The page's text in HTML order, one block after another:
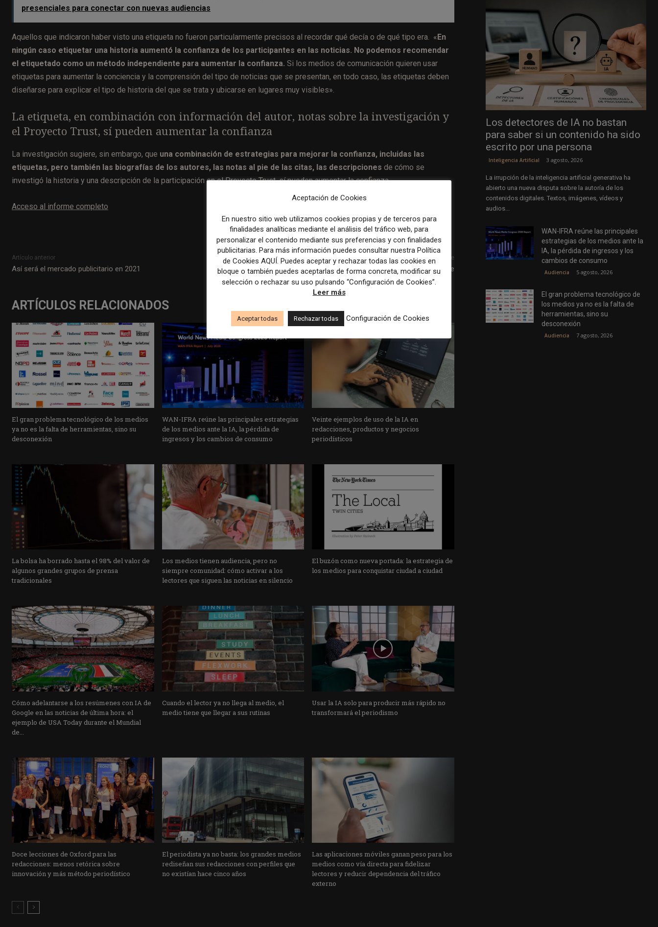
presenciales para conectar con nuevas audiencias
Aquellos que indicaron haber visto una etiqueta no fueron particularmente precisos al recordar qué decía o de qué tipo era. «En
ningún caso etiquetar una historia aumentó la confianza de los participantes en las noticias. No podemos recomendar
el etiquetado como un método independiente para aumentar la confianza. Si los medios de comunicación quieren usar
etiquetas para aumentar la conciencia y la comprensión del tipo de noticias que se presentan, en todo caso, las etiquetas deben
diseñarse para explicar el tipo de historia del que se trata y ubicarse en lugares muy visibles».
La etiqueta, en combinación con información del autor, notas sobre la investigación y
el Proyecto Trust, sí pueden aumentar la confianza
La investigación sugiere, sin embargo, que una combinación de estrategias para mejorar la confianza, incluidas las
etiquetas, pero también las biografías de los autores, las notas al pie de las citas, las descripciones de cómo se
investigó la historia y una descripción de la participación en el Proyecto Trust, sí pueden aumentar la confianza.
Acceso al informe completo
Artículo anterior
Así será el mercado publicitario en 2021
Artículo siguiente
Las noticias más leídas en el mes de septiembre
ARTÍCULOS RELACIONADOS
El gran problema tecnológico de los medios
ya no es la falta de herramientas, sino su
desconexión
WAN-IFRA reúne las principales estrategias
de los medios ante la IA, la pérdida de
ingresos y los cambios de consumo
Veinte ejemplos de uso de la IA en
redacciones, productos y negocios
periodísticos
La bolsa ha borrado hasta el 98% del valor de
algunos grandes grupos de prensa
tradicionales
Los medios tienen audiencia, pero no
siempre comunidad: cómo activar a los
lectores que siguen las noticias en silencio
El buzón como nueva portada: la estrategia de
los medios para conquistar ciudad a ciudad
Cómo adelantarse a los resúmenes con IA de
Google en las noticias de última hora: el
ejemplo de USA Today durante el Mundial
de...
Cuando el lector ya no llega al medio, el
medio tiene que llegar a sus rutinas
Usar la IA solo para producir más rápido no
transformará el periodismo
Doce lecciones de Oxford para las
redacciones: menos retórica sobre
innovación y más método periodístico
El periodista ya no basta: los grandes medios
rediseñan sus redacciones con perfiles que
no existían hace cinco años
Las aplicaciones móviles ganan peso para los
medios como vía directa para fidelizar
lectores y reducir dependencia del tráfico
externo
Los detectores de IA no bastan
para saber si un contenido ha sido
escrito por una persona
Inteligencia Artificial 3 agosto, 2026
La irrupción de la inteligencia artificial generativa ha
abierto una nueva disputa sobre la autoría de los
contenidos digitales. Textos, imágenes, vídeos y
audios...
WAN-IFRA reúne las principales
estrategias de los medios ante la
IA, la pérdida de ingresos y los
cambios de consumo
Audiencia 5 agosto, 2026
El gran problema tecnológico de
los medios ya no es la falta de
herramientas, sino su
desconexión
Audiencia 7 agosto, 2026
Aceptación de Cookies
En nuestro sitio web utilizamos cookies propias y de terceros para
finalidades analíticas mediante el análisis del tráfico web, para
personalizar el contenido mediante sus preferencias y con finalidades
publicitarias. Para más información puedes consultar nuestra Política
de Cookies AQUÍ. Puedes aceptar y rechazar todas las cookies en
bloque o también puedes aceptarlas de forma concreta, modificar su
selección o rechazar su uso pulsando “Configuración de Cookies”.
Leer más
Aceptar todas Rechazar todas Configuración de Cookies